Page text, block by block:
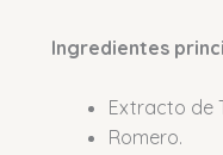
Ingredientes
Extracto de
Romero.